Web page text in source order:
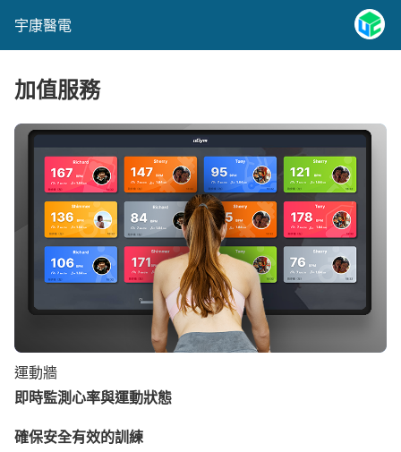
宇康醫電
加值服務
運動牆
即時監測心率與運動狀態
確保安全有效的訓練